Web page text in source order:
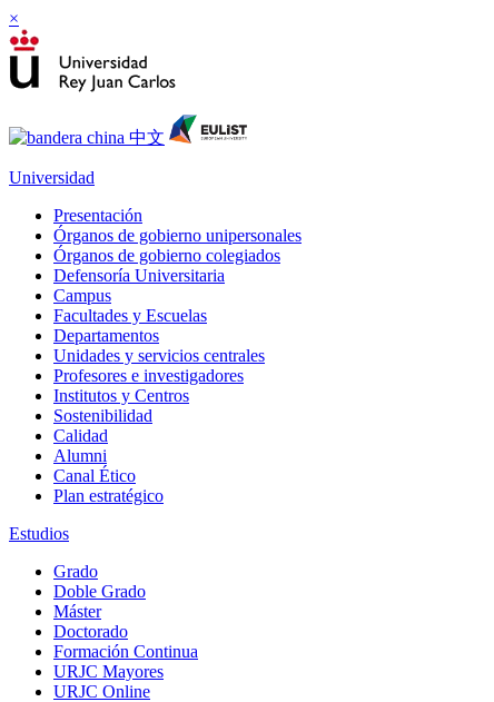
×
Universidad
Presentación
Órganos de gobierno unipersonales
Órganos de gobierno colegiados
Defensoría Universitaria
Campus
Facultades y Escuelas
Departamentos
Unidades y servicios centrales
Profesores e investigadores
Institutos y Centros
Sostenibilidad
Calidad
Alumni
Canal Ético
Plan estratégico
Estudios
Grado
Doble Grado
Máster
Doctorado
Formación Continua
URJC Mayores
URJC Online